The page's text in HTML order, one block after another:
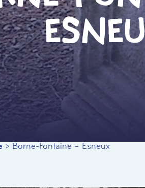
> Borne-Fontaine – Esneux